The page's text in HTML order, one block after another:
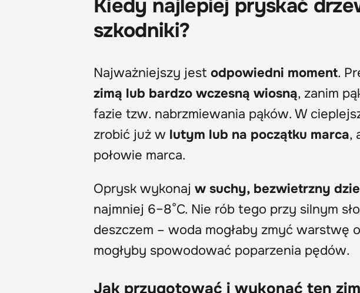
Kiedy najlepiej pryskać
szkodniki?
Najważniejszy jest odpowiedni moment.
zimą lub bardzo wczesną wiosną, zanim
fazie tzw. nabrzmiewania pąków. W
zrobić już w lutym lub na początku marca,
połowie marca.
Oprysk wykonaj w suchy, bezwietrzny
najmniej 6–8°C. Nie rób tego przy silnym
deszczem – woda mogłaby zmyć warstwę
mogłyby spowodować poparzenia pędów.
Jak przygotować i wykonać ten